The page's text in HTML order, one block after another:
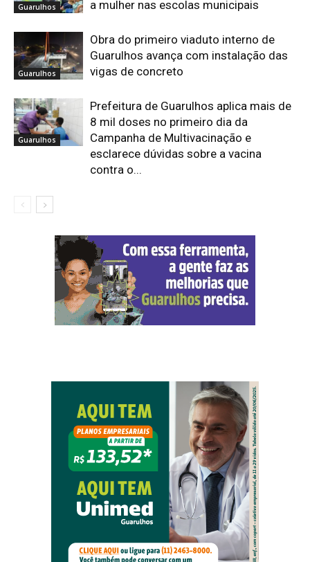
Guarulhos a mulher nas escolas municipais
Guarulhos
Obra do primeiro viaduto interno de
Guarulhos avança com instalação das
vigas de concreto
Guarulhos
Prefeitura de Guarulhos aplica mais de
8 mil doses no primeiro dia da
Campanha de Multivacinação e
esclarece dúvidas sobre a vacina
contra o...